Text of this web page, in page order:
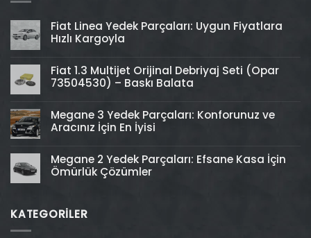
Fiat Linea Yedek Parçaları: Uygun Fiyatlara
Hızlı Kargoyla
Fiat 1.3 Multijet Orijinal Debriyaj Seti (Opar
73504530) – Baskı Balata
Megane 3 Yedek Parçaları: Konforunuz ve
Aracınız İçin En İyisi
Megane 2 Yedek Parçaları: Efsane Kasa İçin
Ömürlük Çözümler
KATEGORİLER